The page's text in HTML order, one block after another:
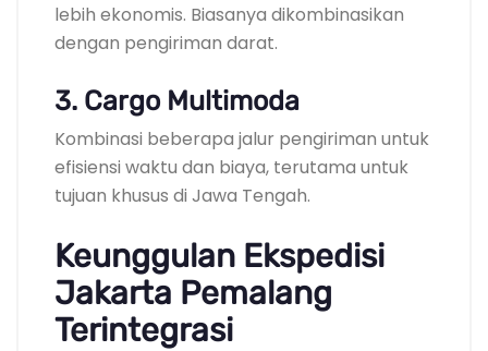
lebih ekonomis. Biasanya dikombinasikan
dengan pengiriman darat.
3. Cargo Multimoda
Kombinasi beberapa jalur pengiriman untuk
efisiensi waktu dan biaya, terutama untuk
tujuan khusus di Jawa Tengah.
Keunggulan Ekspedisi
Jakarta Pemalang
Terintegrasi